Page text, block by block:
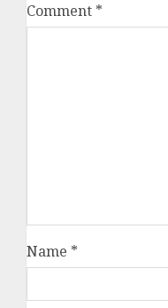
Comment *
Name *